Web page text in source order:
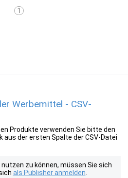
1
Werbemittel - CSV-
Produkte verwenden Sie bitte den
aus der ersten Spalte der CSV-Datei
zu können, müssen Sie sich
als Publisher anmelden